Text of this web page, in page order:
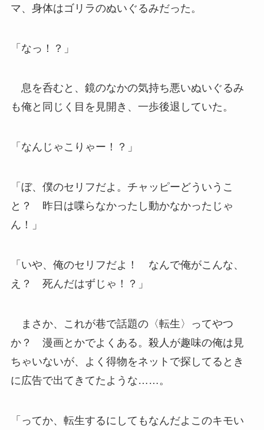
マ、身体はゴリラのぬいぐるみだった。
「なっ！？」
息を呑むと、鏡のなかの気持ち悪いぬいぐるみ
も俺と同じく目を見開き、一歩後退していた。
「なんじゃこりゃー！？」
「ぼ、僕のセリフだよ。チャッピーどういうこ
と？ 昨日は喋らなかったし動かなかったじゃ
ん！」
「いや、俺のセリフだよ！ なんで俺がこんな、
え？ 死んだはずじゃ！？」
まさか、これが巷で話題の〈転生〉ってやつ
か？ 漫画とかでよくある。殺人が趣味の俺は見
ちゃいないが、よく得物をネットで探してるとき
に広告で出てきてたような……。
「ってか、転生するにしてもなんだよこのキモい